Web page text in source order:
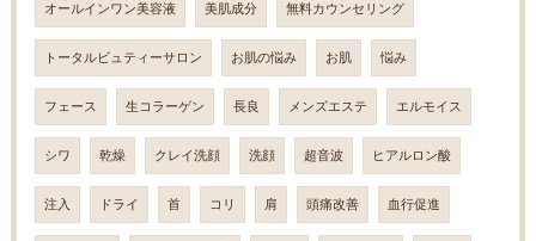
オールインワン美容液 美肌成分 無料カウンセリング
トータルビュティーサロン お肌の悩み お肌 悩み
フェース 生コラーゲン 長良 メンズエステ エルモイス
シワ 乾燥 クレイ洗顔 洗顔 超音波 ヒアルロン酸
注入 ドライ 首 コリ 肩 頭痛改善 血行促進